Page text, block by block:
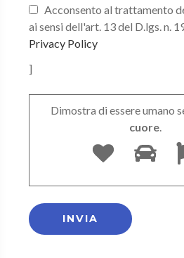
Acconsento al trattamento
ai sensi dell'art. 13 del D.lgs. n.
Privacy Policy
]
Dimostra di essere umano
cuore.